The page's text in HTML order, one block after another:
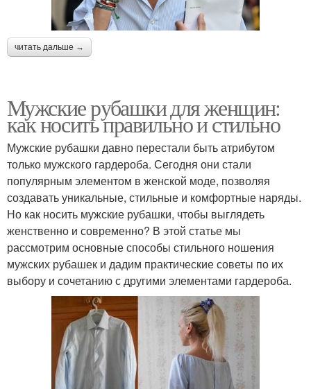
читать дальше →
Мужские рубашки для женщин:
как носить правильно и стильно
Мужские рубашки давно перестали быть атрибутом
только мужского гардероба. Сегодня они стали
популярным элементом в женской моде, позволяя
создавать уникальные, стильные и комфортные наряды.
Но как носить мужские рубашки, чтобы выглядеть
женственно и современно? В этой статье мы
рассмотрим основные способы стильного ношения
мужских рубашек и дадим практические советы по их
выбору и сочетанию с другими элементами гардероба.